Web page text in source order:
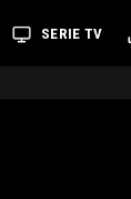
SERIE TV